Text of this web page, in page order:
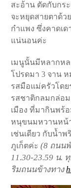
สะอ้าน ตัดกับกร
จะหยุดสายตาด้
กำแพง ซึ่งคาดเ
แน่นอนค่ะ
เมนูนั้นมีหลากหล
โปรดมา 3 จาน
รสมือแม่ครัวโด
รสชาติกลมกล่อม
เมือง ที่มากินพร้
หนุขนมหวานหน้
เช่นเดียว กับน้ำพ
ภูเก็ตค่ะ(8 ถนน
11.30-23.59 น.
ริมถนนข้างทาง